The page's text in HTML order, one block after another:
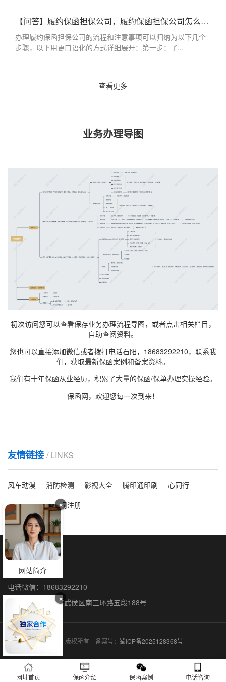
【问答】履约保函担保公司，履约保函担保公司怎么办理
办理履约保函担保公司的流程和注意事项可以归纳为以下几个
步骤，以下用更口语化的方式详细展开：第一步：了...
查看更多
业务办理导图
初次访问您可以查看保存业务办理流程导图，或者点击相关栏目，
自助查阅资料。
您也可以直接添加微信或者拨打电话石阳，18683292210，联系我
们，获取最新保函案例和备案资料。
我们有十年保函从业经历，积累了大量的保函/保单办理实操经验。
保函网，欢迎您每一次到来！
友情链接 / LINKS
风车动漫 消防检测 影视大全 腾印通印刷
心同行
洗脸吧
海外公司注册
×
网站简介
×
保函全国办理
联系人：石阳
电话微信：18683292210
联系地址：成都市武侯区南三环路五段188号
保函网 © 2015-2026 版权所有 备案号： 蜀ICP备2025128368号
网址首页 保函介绍 保函案例 电话咨询